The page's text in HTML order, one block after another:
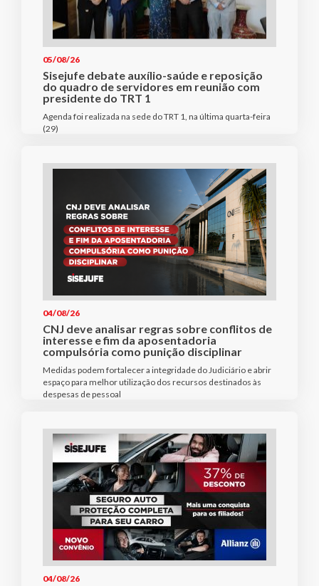
05/08/26
Sisejufe debate auxílio-saúde e reposição
do quadro de servidores em reunião com
presidente do TRT 1
Agenda foi realizada na sede do TRT 1, na última quarta-feira
(29)
04/08/26
CNJ deve analisar regras sobre conflitos de
interesse e fim da aposentadoria
compulsória como punição disciplinar
Medidas podem fortalecer a integridade do Judiciário e abrir
espaço para melhor utilização dos recursos destinados às
despesas de pessoal
04/08/26